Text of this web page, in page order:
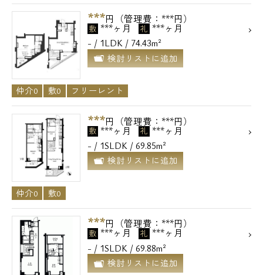
***円（管理費：***円）
敷 ***ヶ月 礼 ***ヶ月
- / 1LDK / 74.43m²
検討リストに追加
仲介0 敷0 フリーレント
***円（管理費：***円）
敷 ***ヶ月 礼 ***ヶ月
- / 1SLDK / 69.85m²
検討リストに追加
仲介0 敷0
***円（管理費：***円）
敷 ***ヶ月 礼 ***ヶ月
- / 1SLDK / 69.88m²
検討リストに追加